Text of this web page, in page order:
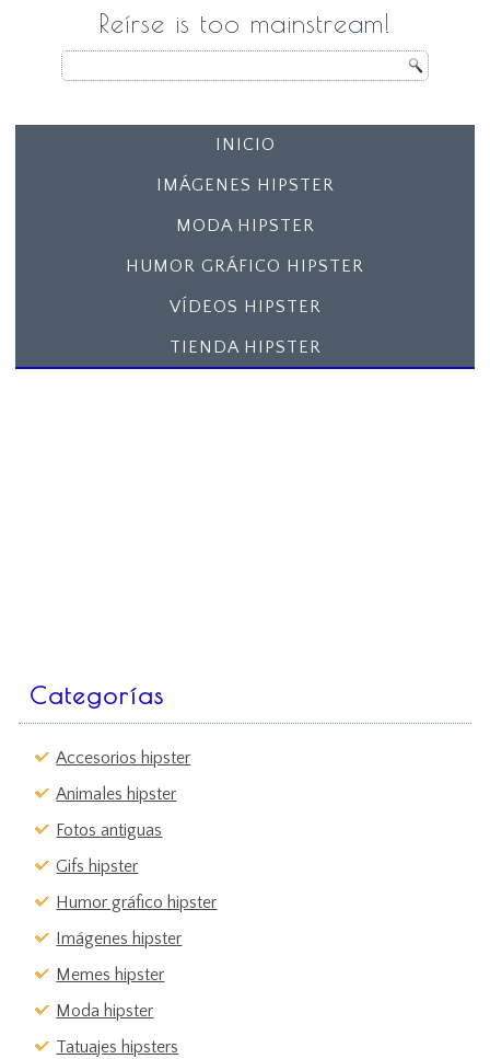
Reírse is too mainstream!
INICIO
IMÁGENES HIPSTER
MODA HIPSTER
HUMOR GRÁFICO HIPSTER
VÍDEOS HIPSTER
TIENDA HIPSTER
Categorías
Accesorios hipster
Animales hipster
Fotos antiguas
Gifs hipster
Humor gráfico hipster
Imágenes hipster
Memes hipster
Moda hipster
Tatuajes hipsters